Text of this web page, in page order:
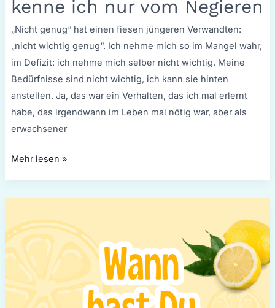
kenne ich nur vom Negieren
„Nicht genug“ hat einen fiesen jüngeren Verwandten:
„nicht wichtig genug“. Ich nehme mich so im Mangel wahr,
im Defizit: ich nehme mich selber nicht wichtig. Meine
Bedürfnisse sind nicht wichtig, ich kann sie hinten
anstellen. Ja, das war ein Verhalten, das ich mal erlernt
habe, das irgendwann im Leben mal nötig war, aber als
erwachsener
Mehr lesen »
hast
Du
zuletzt
etwas
gewagt?